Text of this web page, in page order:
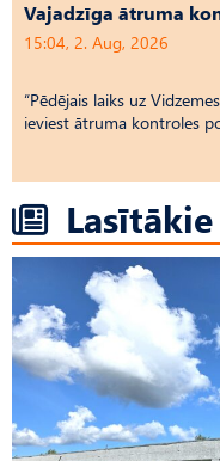
Vajadzīga ātruma
15:04, 2. Aug, 2026
“Pēdējais laiks uz
ieviest ātruma kontroles